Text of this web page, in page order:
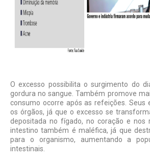
O excesso possibilita o surgimento do
gordura no sangue. Também promove
consumo ocorre após as refeições.
os órgãos, já que o excesso se
depositada no fígado, no coração e nos
intestino também é maléfica, já que
para o organismo, aumentando a
intestinais.